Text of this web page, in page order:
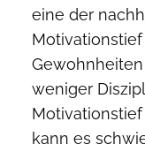
eine der
weniger
kann es